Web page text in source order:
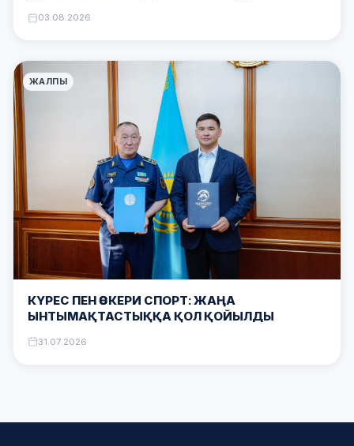
03.08.2026
ЖАЛПЫ
КҮРЕС ПЕН ӘСКЕРИ СПОРТ: ЖАҢА
ЫНТЫМАҚТАСТЫҚҚА ҚОЛ ҚОЙЫЛДЫ
31.07.2026